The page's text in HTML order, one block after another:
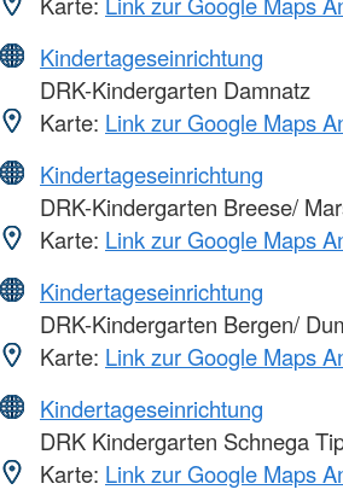
Kindertageseinrichtung
DRK-Kindergarten Damnatz
Karte: Link zur Google Maps
Kindertageseinrichtung
DRK-Kindergarten Breese/
Karte: Link zur Google Maps
Kindertageseinrichtung
DRK-Kindergarten Bergen/
Karte: Link zur Google Maps
Kindertageseinrichtung
DRK Kindergarten Schnega
Karte: Link zur Google Maps